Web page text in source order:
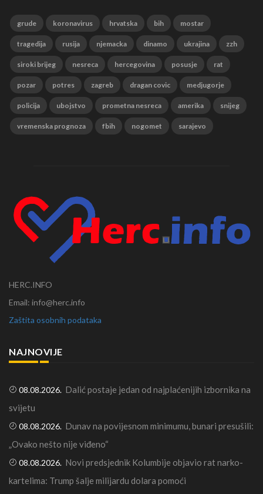
grude koronavirus hrvatska bih mostar
tragedija rusija njemacka dinamo ukrajina zzh
siroki brijeg nesreca hercegovina posusje rat
pozar potres zagreb dragan covic medjugorje
policija ubojstvo prometna nesreca amerika snijeg
vremenska prognoza fbih nogomet sarajevo
HERC.INFO
Email: info@herc.info
Zaštita osobnih podataka
NAJNOVIJE
08.08.2026. Dalić postaje jedan od najplaćenijih izbornika na
svijetu
08.08.2026. Dunav na povijesnom minimumu, bunari presušili:
„Ovako nešto nije viđeno“
08.08.2026. Novi predsjednik Kolumbije objavio rat narko-
kartelima: Trump šalje milijardu dolara pomoći